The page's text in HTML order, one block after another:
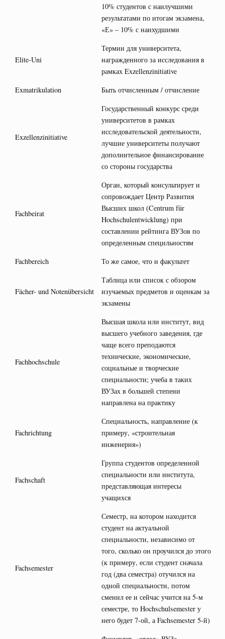
10% студентов с наилучшими
результатами по итогам экзамена,
«Е» – 10% с наихудшими
Elite-Uni
Термин для университета,
награжденного за исследования в
рамках Exzellenzinitiative
Exmatrikulation
Быть отчисленным / отчисление
Exzellenzinitiative
Государственный конкурс среди
университетов в рамках
исследовательской деятельности,
лучшие университеты получают
дополнительное финансирование
со стороны государства
Fachbeirat
Орган, который консультирует и
сопровождает Центр Развития
Высших школ (Centrum für
Hochschulentwicklung) при
составлении рейтинга ВУЗов по
определенным специльностям
Fachbereich
То же самое, что и факультет
Fächer- und Notenübersicht
Таблица или список с обзором
изучаемых предметов и оценкам за
экзамены
Fachhochschule
Высшая школа или институт, вид
высшего учебного заведения, где
чаще всего преподаются
технические, экономические,
социальные и творческие
специальности; учеба в таких
ВУЗах в большей степени
направлена на практику
Fachrichtung
Специальность, направление (к
примеру, «строительная
инженерия»)
Fachschaft
Группа студентов определенной
специальности или института,
представляющая интересы
учащихся
Fachsemester
Семестр, на котором находится
студент на актуальной
специальности, независимо от
того, сколько он проучился до этого
(к примеру, если студент сначала
год (два семестра) отучился на
одной специальности, потом
сменил ее и сейчас учится на 5-м
семестре, то Hochschulsemester у
него будет 7-ой, а Fachsemester 5-й)